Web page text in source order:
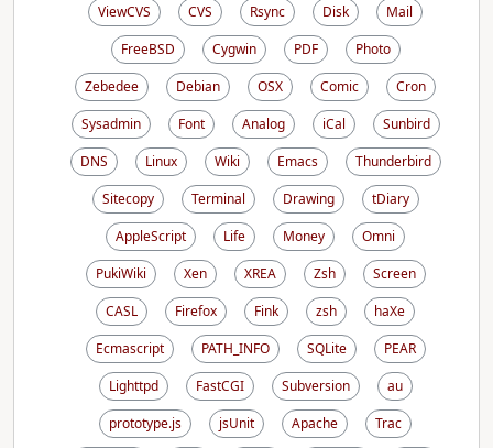
ViewCVS
CVS Rsync Disk
Mail
FreeBSD
Cygwin PDF
Photo
Zebedee
Debian OSX Comic
Cron
Sysadmin
Font Analog iCal
Sunbird
DNS
Linux Wiki Emacs
Thunderbird
Sitecopy
Terminal Drawing
tDiary
AppleScript
Life Money
Omni
PukiWiki
Xen XREA Zsh
Screen
CASL
Firefox Fink zsh
haXe
Ecmascript
PATH_INFO SQLite
PEAR
Lighttpd
FastCGI Subversion
au
prototype.js
jsUnit Apache
Trac